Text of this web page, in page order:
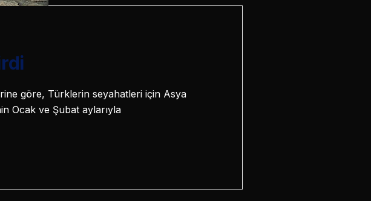
göre, Türklerin seyahatleri için Asya
Ocak ve Şubat aylarıyla